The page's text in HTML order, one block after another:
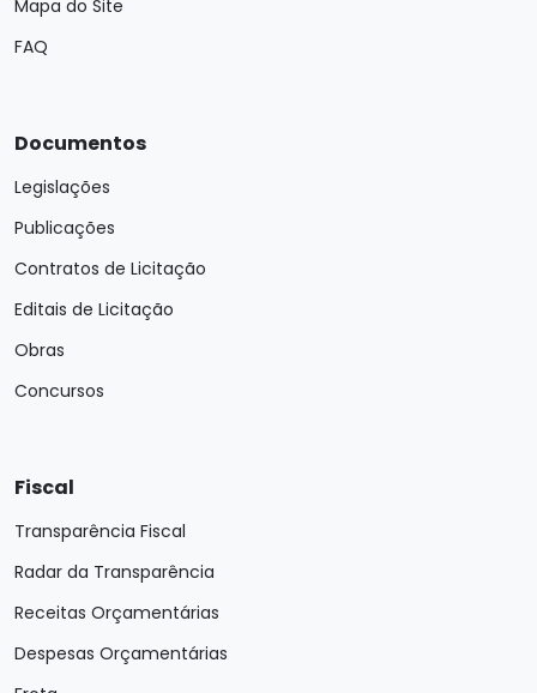
Mapa do Site
FAQ
Documentos
Legislações
Publicações
Contratos de Licitação
Editais de Licitação
Obras
Concursos
Fiscal
Transparência Fiscal
Radar da Transparência
Receitas Orçamentárias
Despesas Orçamentárias